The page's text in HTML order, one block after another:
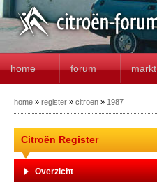
home forum markt
home » register » citroen » 1987
Citroën Register
Overzicht